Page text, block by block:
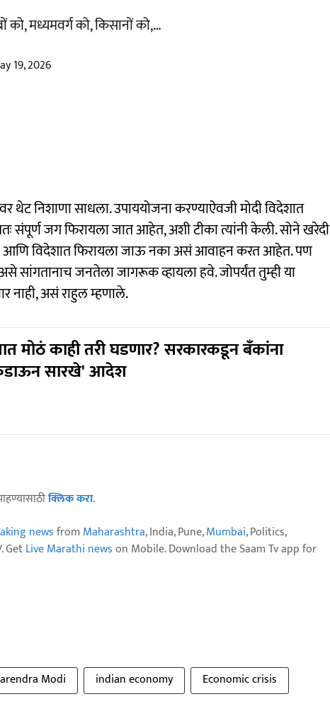
मध्यमवर्ग को, किसानों को,…
19, 2026
थेट निशाणा साधला. उपाययोजना करण्याऐवजी मोदी विदेशात
संपूर्ण जग फिरायला जात आहेत, अशी टीका त्यांनी केली. सोने खरेदी
आणि विदेशात फिरायला जाऊ नका असं आवाहन करत आहेत. पण
सांगतानाच जनतेला जागरूक व्हायला हवे. जोपर्यंत तुम्ही या
नाही, असं राहुल म्हणाले.
मोठं काही तरी घडणार? सरकारकडून बँकांना
सारखे' आदेश
क्लिक करा.
newsfrom Maharashtra, India, Pune,Mumbai, Politics,
GetLive Marathi newson Mobile. Download the Saam Tv app for
Modi indian economy Economic crisis